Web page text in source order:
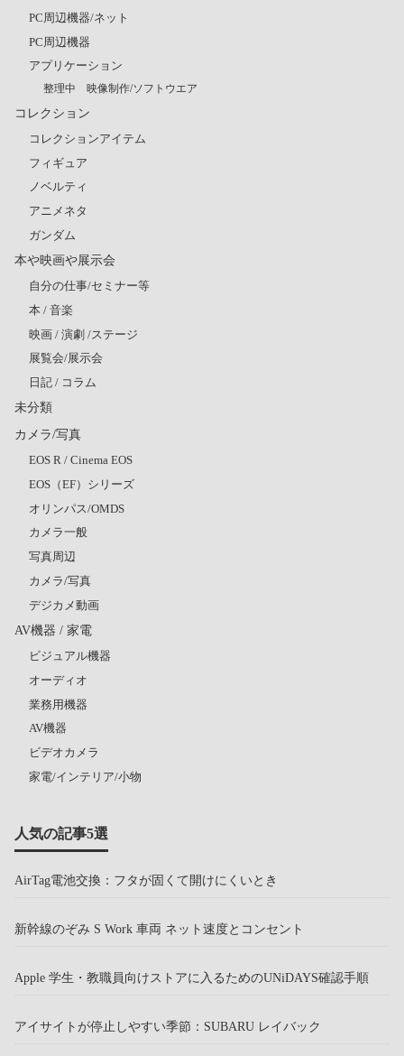
PC周辺機器/ネット
PC周辺機器
アプリケーション
整理中 映像制作/ソフトウエア
コレクション
コレクションアイテム
フィギュア
ノベルティ
アニメネタ
ガンダム
本や映画や展示会
自分の仕事/セミナー等
本 / 音楽
映画 / 演劇 /ステージ
展覧会/展示会
日記 / コラム
未分類
カメラ/写真
EOS R / Cinema EOS
EOS（EF）シリーズ
オリンパス/OMDS
カメラ一般
写真周辺
カメラ/写真
デジカメ動画
AV機器 / 家電
ビジュアル機器
オーディオ
業務用機器
AV機器
ビデオカメラ
家電/インテリア/小物
人気の記事5選
AirTag電池交換：フタが固くて開けにくいとき
新幹線のぞみ S Work 車両 ネット速度とコンセント
Apple 学生・教職員向けストアに入るためのUNiDAYS確認手順
アイサイトが停止しやすい季節：SUBARU レイバック